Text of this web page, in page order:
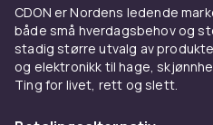
limstifter er spesielt
og gir en arkivsikker
bildene over tid.
PVA lim for
CDON er Nordens ledende
både små hverdagsbehov og
stadig større utvalg av
og elektronikk til hage,
Ting for livet, rett og slett.